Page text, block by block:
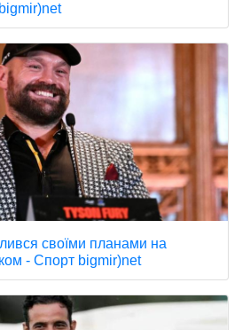
своїми планами на
- Спорт bigmir)net